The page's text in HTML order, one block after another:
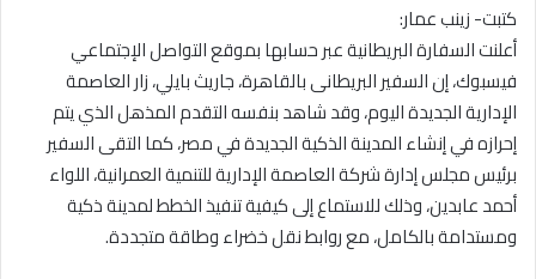
كتبت- زينب عمار:
أعلنت السفارة البريطانية عبر حسابها بموقع التواصل الإجتماعي
فيسبوك، إن السفير البريطانى بالقاهرة، جاريث بايلي، زار العاصمة
الإدارية الجديدة اليوم، وقد شاهد بنفسه التقدم المذهل الذي يتم
إحرازه في إنشاء المدينة الذكية الجديدة في مصر، كما التقى السفير
برئيس مجلس إدارة شركة العاصمة الإدارية للتنمية العمرانية، اللواء
أحمد عابدين، وذلك للاستماع إلى كيفية تنفيذ الخطط لمدينة ذكية
ومستدامة بالكامل، مع روابط نقل خضراء وطاقة متجددة.